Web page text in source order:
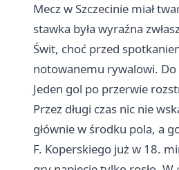
Mecz w Szczecinie miał
stawka była wyraźna
Świt, choć przed
notowanemu rywalowi. Do
Jeden gol po przerwie
Przez długi czas nic nie
głównie w środku pola, a
F. Koperskiego już w 18.